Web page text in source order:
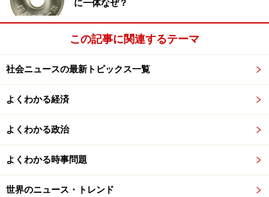
に一体なぜ？
この記事に関連するテーマ
社会ニュースの最新トピックス一覧
よくわかる経済
よくわかる政治
よくわかる時事問題
世界のニュース・トレンド